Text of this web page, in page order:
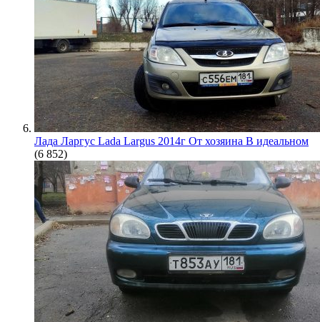
Лада Ларгус Lada Largus 2014г От хозяина В идеальном
(6 852)